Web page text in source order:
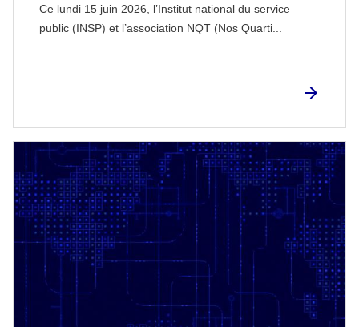
Ce lundi 15 juin 2026, l’Institut national du service
public (INSP) et l’association NQT (Nos Quarti...